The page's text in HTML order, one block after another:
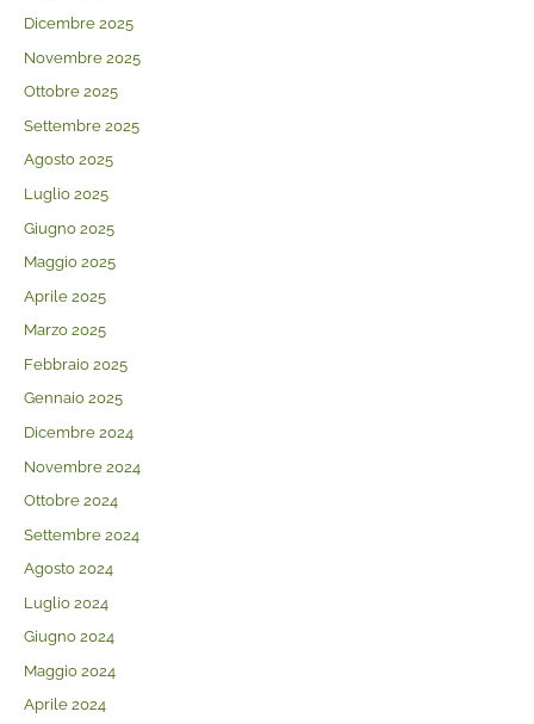
Dicembre 2025
Novembre 2025
Ottobre 2025
Settembre 2025
Agosto 2025
Luglio 2025
Giugno 2025
Maggio 2025
Aprile 2025
Marzo 2025
Febbraio 2025
Gennaio 2025
Dicembre 2024
Novembre 2024
Ottobre 2024
Settembre 2024
Agosto 2024
Luglio 2024
Giugno 2024
Maggio 2024
Aprile 2024